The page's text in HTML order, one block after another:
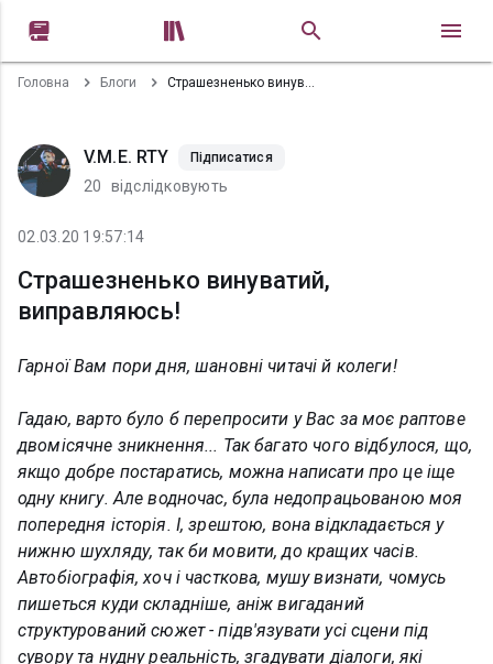
 
Головна Блоги Страшезненько винуватий, виправляюсь!
V.M.E. RTY Підписатися
20 відслідковують
02.03.20 19:57:14
Страшезненько винуватий,
виправляюсь!
Гарної Вам пори дня, шановні читачі й колеги!
Гадаю, варто було б перепросити у Вас за моє раптове
двомісячне зникнення... Так багато чого відбулося, що,
якщо добре постаратись, можна написати про це іще
одну книгу. Але водночас, була недопрацьованою моя
попередня історія. І, зрештою, вона відкладається у
нижню шухляду, так би мовити, до кращих часів.
Автобіографія, хоч і часткова, мушу визнати, чомусь
пишеться куди складніше, аніж вигаданий
структурований сюжет - підв'язувати усі сцени під
сувору та нудну реальність, згадувати діалоги, які